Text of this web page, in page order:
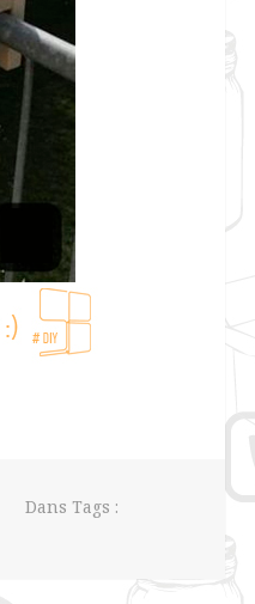
Dans Tags :